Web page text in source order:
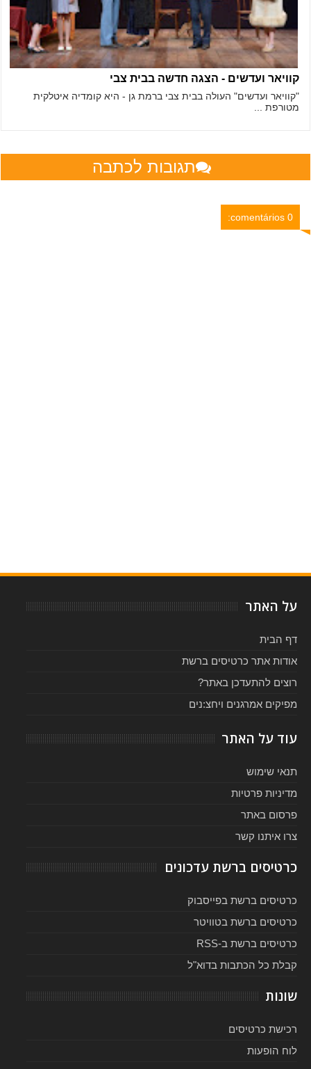
קוויאר ועדשים - הצגה חדשה בבית צבי
"קוויאר ועדשים" העולה בבית צבי ברמת גן - היא קומדיה איטלקית
מטורפת ...
תגובות לכתבה
0 comentários:
על האתר
דף הבית
אודות אתר כרטיסים ברשת
רוצים להתעדכן באתר?
מפיקים אמרגנים ויחצ:נים
עוד על האתר
תנאי שימוש
מדיניות פרטיות
פרסום באתר
צרו איתנו קשר
כרטיסים ברשת עדכונים
כרטיסים ברשת בפייסבוק
כרטיסים ברשת בטוויטר
כרטיסים ברשת ב-RSS
קבלת כל הכתבות בדוא"ל
שונות
רכישת כרטיסים
לוח הופעות